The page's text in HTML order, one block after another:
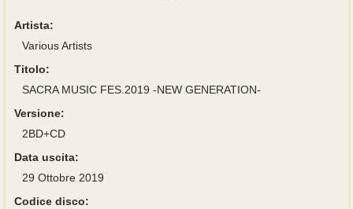
Artista:
Various Artists
Titolo:
SACRA MUSIC FES.2019 -NEW GENERATION-
Versione:
2BD+CD
Data uscita:
29 Ottobre 2019
Codice disco: